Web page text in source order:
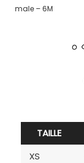
male – 6M
TAILLE
XS